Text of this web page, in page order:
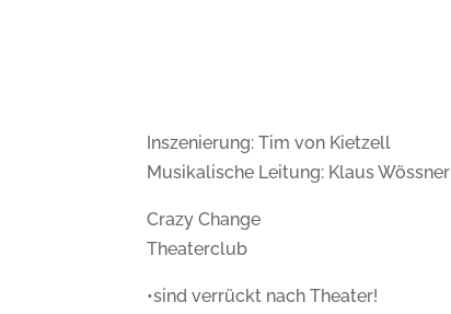
Inszenierung: Tim von Kietzell
Musikalische Leitung: Klaus Wössner
Crazy Change
Theaterclub
•sind verrückt nach Theater!